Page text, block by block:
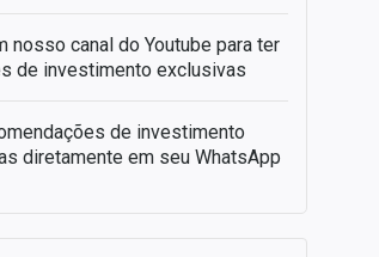
nosso canal do Youtube para ter
de investimento exclusivas
de investimento
diretamente em seu WhatsApp